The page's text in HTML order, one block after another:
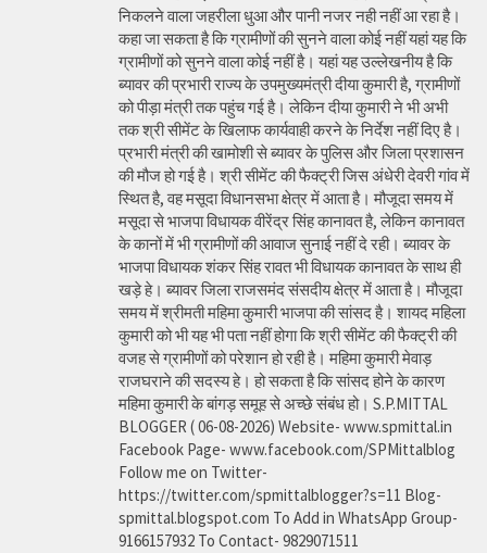
निकलने वाला जहरीला धुआ और पानी नजर नही नहीं आ रहा है।
कहा जा सकता है कि ग्रामीणों की सुनने वाला कोई नहीं यहां यह कि
ग्रामीणों को सुनने वाला कोई नहीं है। यहां यह उल्लेखनीय है कि
ब्यावर की प्रभारी राज्य के उपमुख्यमंत्री दीया कुमारी है, ग्रामीणों
को पीड़ा मंत्री तक पहुंच गई है। लेकिन दीया कुमारी ने भी अभी
तक श्री सीमेंट के खिलाफ कार्यवाही करने के निर्देश नहीं दिए है।
प्रभारी मंत्री की खामोशी से ब्यावर के पुलिस और जिला प्रशासन
की मौज हो गई है। श्री सीमेंट की फैक्ट्री जिस अंधेरी देवरी गांव में
स्थित है, वह मसूदा विधानसभा क्षेत्र में आता है। मौजूदा समय में
मसूदा से भाजपा विधायक वीरेंद्र सिंह कानावत है, लेकिन कानावत
के कानों में भी ग्रामीणों की आवाज सुनाई नहीं दे रही। ब्यावर के
भाजपा विधायक शंकर सिंह रावत भी विधायक कानावत के साथ ही
खड़े हे। ब्यावर जिला राजसमंद संसदीय क्षेत्र में आता है। मौजूदा
समय में श्रीमती महिमा कुमारी भाजपा की सांसद है। शायद महिला
कुमारी को भी यह भी पता नहीं होगा कि श्री सीमेंट की फैक्ट्री की
वजह से ग्रामीणों को परेशान हो रही है। महिमा कुमारी मेवाड़
राजघराने की सदस्य हे। हो सकता है कि सांसद होने के कारण
महिमा कुमारी के बांगड़ समूह से अच्छे संबंध हो। S.P.MITTAL
BLOGGER ( 06-08-2026) Website- www.spmittal.in
Facebook Page- www.facebook.com/SPMittalblog
Follow me on Twitter-
https://twitter.com/spmittalblogger?s=11 Blog-
spmittal.blogspot.com To Add in WhatsApp Group-
9166157932 To Contact- 9829071511